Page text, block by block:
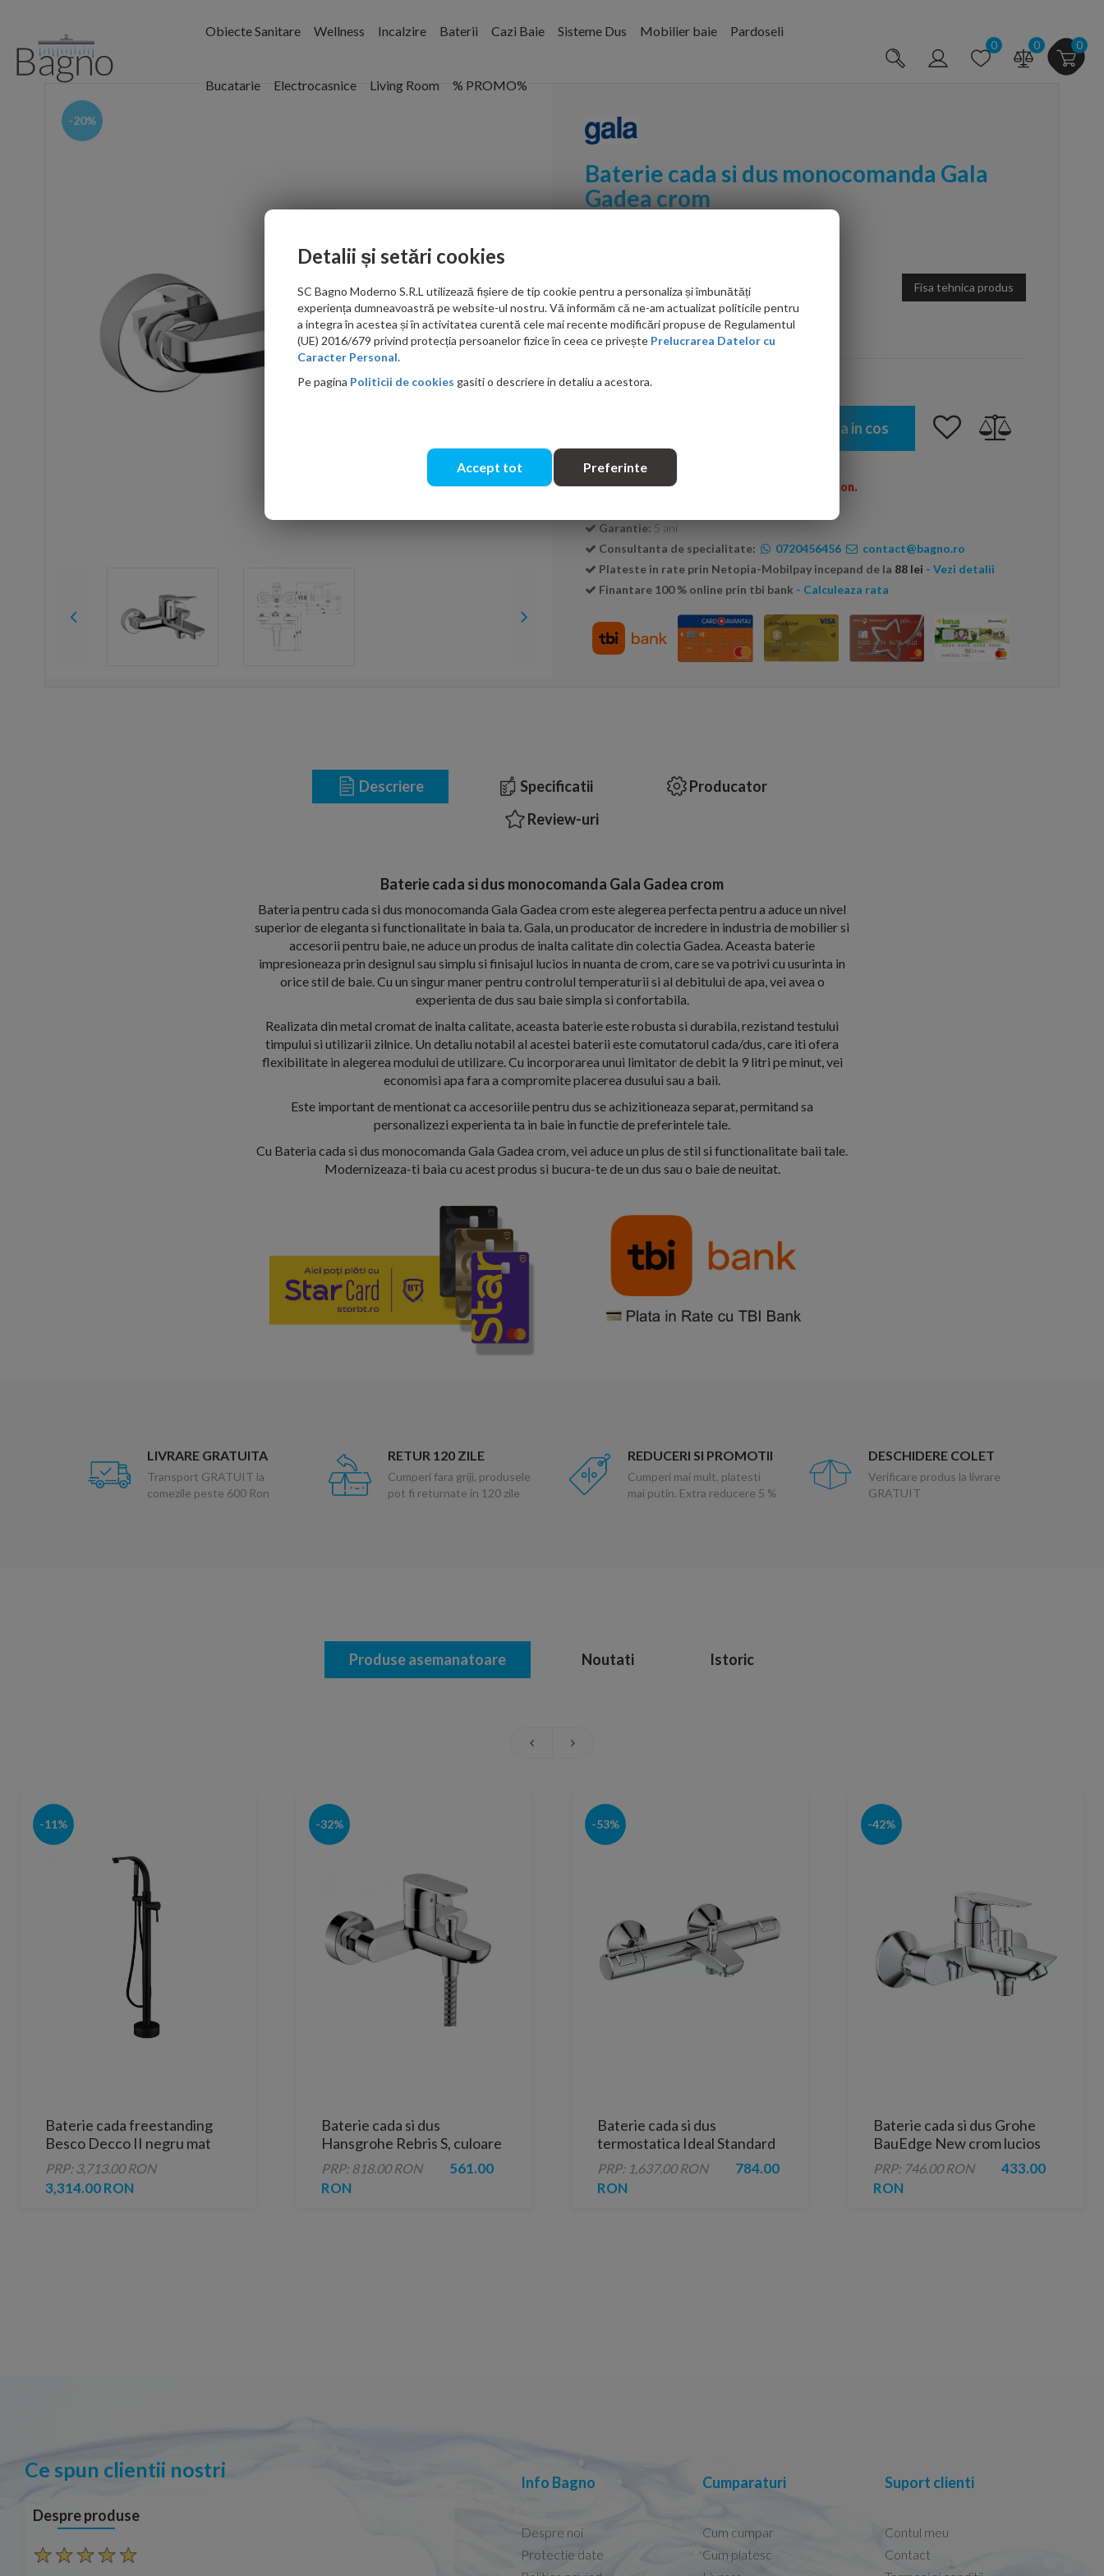
Obiecte Sanitare Wellness Incalzire Baterii Cazi Baie Sisteme Dus Mobilier baie Pardoseli
Bucatarie Electrocasnice Living Room % PROMO%
0 0 0
-20%
Baterie cada si dus monocomanda Gala
Gadea crom
525.00 RON Fisa tehnica produs
Ati gasit in alta parte mai ieftin?
Adauga in cos
Transport GRATUIT la comenzi peste 600 Ron.
Garantie: 5 ani
Consultanta de specialitate:
0720456456
contact@bagno.ro
Plateste in rate prin Netopia-Mobilpay incepand de la 88 lei - Vezi detalii
Finantare 100 % online prin tbi bank - Calculeaza rata
Descriere Specificatii
Producator
Review-uri
Baterie cada si dus monocomanda Gala Gadea crom
Bateria pentru cada si dus monocomanda Gala Gadea crom este alegerea perfecta pentru a aduce un nivel
superior de eleganta si functionalitate in baia ta. Gala, un producator de incredere in industria de mobilier si
accesorii pentru baie, ne aduce un produs de inalta calitate din colectia Gadea. Aceasta baterie
impresioneaza prin designul sau simplu si finisajul lucios in nuanta de crom, care se va potrivi cu usurinta in
orice stil de baie. Cu un singur maner pentru controlul temperaturii si al debitului de apa, vei avea o
experienta de dus sau baie simpla si confortabila.
Realizata din metal cromat de inalta calitate, aceasta baterie este robusta si durabila, rezistand testului
timpului si utilizarii zilnice. Un detaliu notabil al acestei baterii este comutatorul cada/dus, care iti ofera
flexibilitate in alegerea modului de utilizare. Cu incorporarea unui limitator de debit la 9 litri pe minut, vei
economisi apa fara a compromite placerea dusului sau a baii.
Este important de mentionat ca accesoriile pentru dus se achizitioneaza separat, permitand sa
personalizezi experienta ta in baie in functie de preferintele tale.
Cu Bateria cada si dus monocomanda Gala Gadea crom, vei aduce un plus de stil si functionalitate baii tale.
Modernizeaza-ti baia cu acest produs si bucura-te de un dus sau o baie de neuitat.
LIVRARE GRATUITA
Transport GRATUIT la
comezile peste 600 Ron
RETUR 120 ZILE
Cumperi fara griji, produsele
pot fi returnate in 120 zile
REDUCERI SI PROMOTII
Cumperi mai mult, platesti
mai putin. Extra reducere 5 %
DESCHIDERE COLET
Verificare produs la livrare
GRATUIT
Produse asemanatoare Noutati Istoric
-11%
Baterie cada freestanding
Besco Decco II negru mat
PRP: 3,713.00 RON
3,314.00 RON
-32%
Baterie cada si dus
Hansgrohe Rebris S, culoare
crom
PRP: 818.00 RON
561.00
RON
-53%
Baterie cada si dus
termostatica Ideal Standard
Ceratherm T25 crom lucios
PRP: 1,637.00 RON
784.00
RON
-42%
Baterie cada si dus Grohe
BauEdge New crom lucios
monocomanda
PRP: 746.00 RON
433.00
RON
Ce spun clientii nostri
Despre produse
Info Bagno
Despre noi
Protectie date
Cumparaturi
Cum cumpar
Cum platesc
Suport clienti
Contul meu
Contact
Detalii și setări cookies
SC Bagno Moderno S.R.L utilizează fișiere de tip cookie pentru a personaliza și îmbunătăți
experiența dumneavoastră pe website-ul nostru. Vă informăm că ne-am actualizat politicile pentru
a integra în acestea și în activitatea curentă cele mai recente modificări propuse de Regulamentul
(UE) 2016/679 privind protecția persoanelor fizice în ceea ce privește Prelucrarea Datelor cu
Caracter Personal.
Pe pagina Politicii de cookies gasiti o descriere in detaliu a acestora.
Accept tot Preferinte